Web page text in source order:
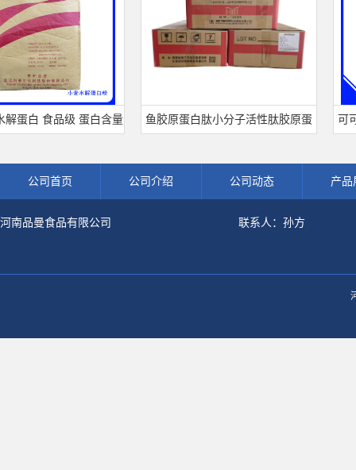
白 食品级 蛋白含量 鱼胶原蛋白肽小分子活性肽胶原蛋 可可粉
公司首页 公司介绍 公司动态 产品
河南品曼食品有限公司 联系人：孙方